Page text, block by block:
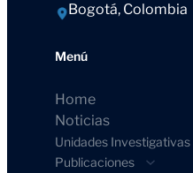
Bogotá, Colombia
Menú
Home
Noticias
Unidades Investigativas
Publicaciones